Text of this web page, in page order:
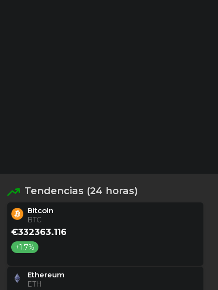
Tendencias (24 horas)
Bitcoin
BTC
€332363.116
+1.7%
Ethereum
ETH